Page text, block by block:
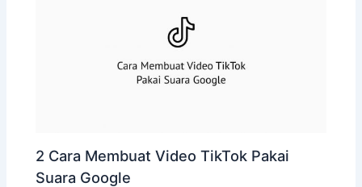
2 Cara Membuat Video TikTok Pakai
Suara Google